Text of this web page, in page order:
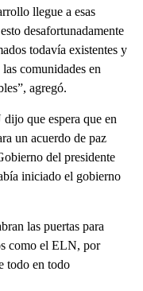
llegue a esas
desafortunadamente
todavía existentes y
comunidades en
agregó.
que espera que en
un acuerdo de paz
del presidente
iniciado el gobierno
las puertas para
como el ELN, por
todo en todo